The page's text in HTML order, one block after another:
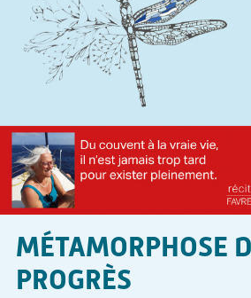
MÉTAMORPHOSE
PROGRÈS